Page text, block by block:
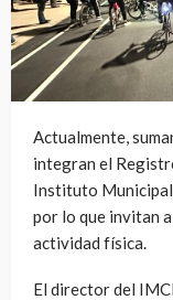
Actualmente,
integran el
Instituto Municipal
por lo que invitan
actividad física.
El director del